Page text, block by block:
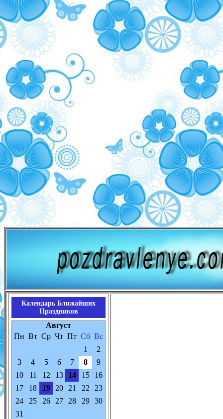
Календарь Ближайших
Праздников
Август
Пн Вт Ср Чт Пт Сб Вс
1
2
3
4 5 6 7 8
9
10
11 12 13 14 15
16
17
18 19 20 21 22
23
24
25 26 27 28 29
30
31